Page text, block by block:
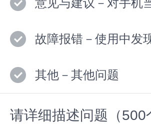
意见与建议－对手机
故障报错－使用中发
其他－其他问题
请详细描述问题（500